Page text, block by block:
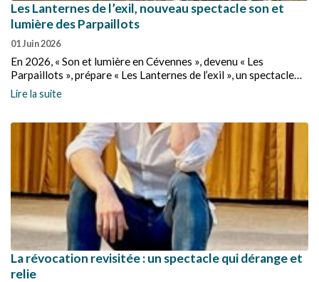
Les Lanternes de l’exil, nouveau spectacle son et
lumière des Parpaillots
01 Juin 2026
En 2026, « Son et lumière en Cévennes », devenu « Les
Parpaillots », prépare « Les Lanternes de l’exil », un spectacle
déambulatoire et immersif qui prendra vie dans le cadre
historique du parc du musée du Désert, à Mialet. Découvrez les
dès maintenant vos places.
Lire la suite
La révocation revisitée : un spectacle qui dérange et
relie